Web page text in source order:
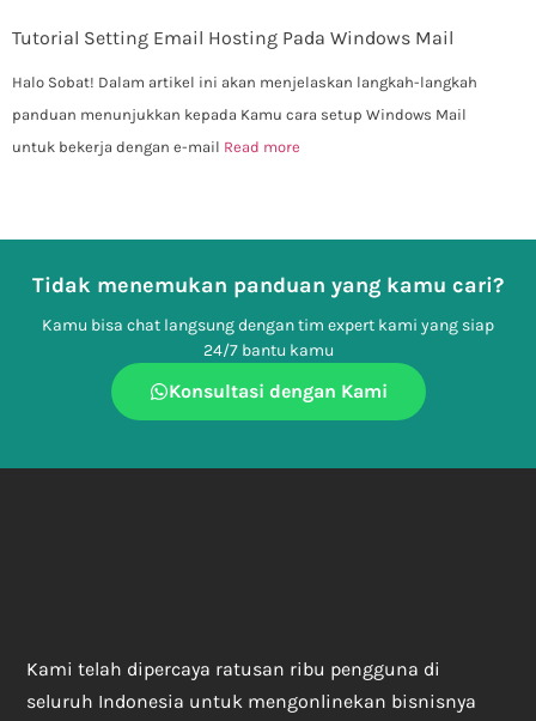
Tutorial Setting Email Hosting Pada Windows Mail
Halo Sobat! Dalam artikel ini akan menjelaskan langkah-langkah
panduan menunjukkan kepada Kamu cara setup Windows Mail
untuk bekerja dengan e-mail Read more
Tidak menemukan panduan yang kamu cari?
Kamu bisa chat langsung dengan tim expert kami yang siap
24/7 bantu kamu
Konsultasi dengan Kami
Kami telah dipercaya ratusan ribu pengguna di
seluruh Indonesia untuk mengonlinekan bisnisnya